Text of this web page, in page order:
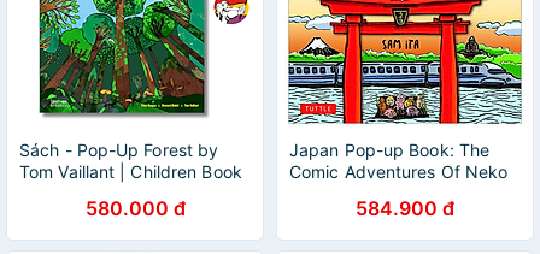
Sách - Pop-Up Forest by
Tom Vaillant | Children Book
nhi Nhập khẩu580.000 đ
Japan Pop-up Book: The
Comic Adventures Of Neko
Famous Sights From Kyoto
To Kamakura)
584.900 đ